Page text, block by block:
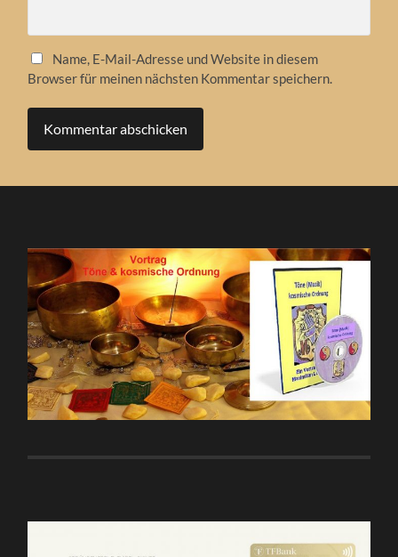
Name, E-Mail-Adresse und Website in diesem
Browser für meinen nächsten Kommentar speichern.